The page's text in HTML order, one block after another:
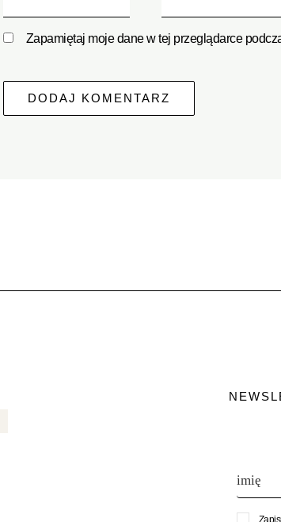
Zapamiętaj moje dane w tej przeglądarce